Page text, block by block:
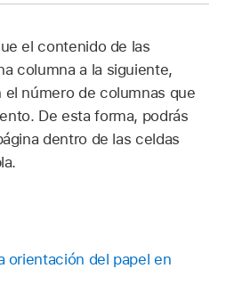
a su contenido.
toca cualquier
un cuadro de texto o
cualquiera de las
de columnas y escribe
Salto de columna.
el contenido de las
columna a la siguiente,
el número de columnas que
De esta forma, podrás
dentro de las celdas
orientación del papel en